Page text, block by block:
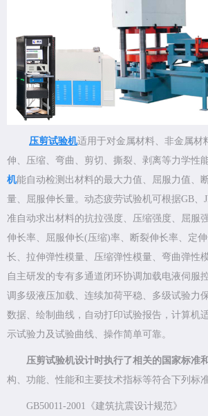
压剪试验机适用于对金属材料、非金属材
伸、压缩、弯曲、剪切、撕裂、剥离等力学性
机能自动检测出材料的最大力值、屈服力值、
量、屈服伸长量。动态疲劳试验机可根据GB、
准自动求出材料的抗拉强度、压缩强度、屈服
伸长率、屈服伸长(压缩)率、断裂伸长率、定
长、拉伸弹性模量、压缩弹性模量、弯曲弹性
自主研发的专有多通道闭环协调加载电液伺服
调多级液压加载、连续加荷平稳、多级试验力
数据、绘制曲线，自动打印试验报告，计算机
示试验力及试验曲线、操作简单可靠。
压剪试验机设计时执行了相关的国家标准
构、功能、性能和主要技术指标等符合下列标
GB50011-2001《建筑抗震设计规范》